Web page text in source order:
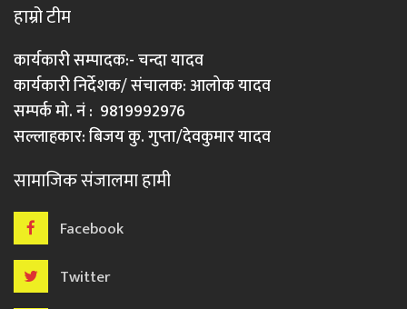
हाम्रो टीम
कार्यकारी सम्पादक:- चन्दा यादव
कार्यकारी निर्देशक/ संचालक: आलोक यादव
सम्पर्क मो. नं : 9819992976
सल्लाहकार: बिजय कु. गुप्ता/देवकुमार यादव
सामाजिक संजालमा हामी
Facebook
Twitter